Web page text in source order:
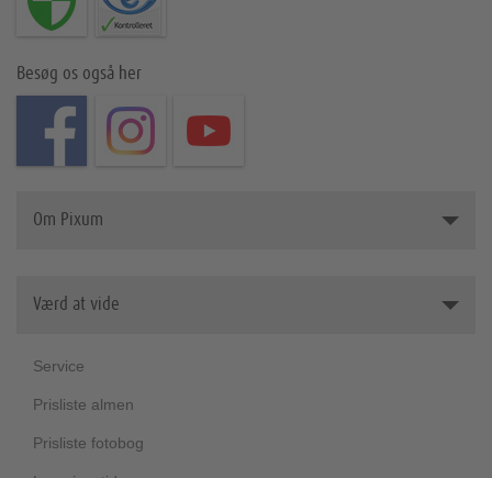
Besøg os også her
Om Pixum
Partnerskaber
Bæredygtighed
Velgørenhed
Værd at vide
Service
Prisliste almen
Prisliste fotobog